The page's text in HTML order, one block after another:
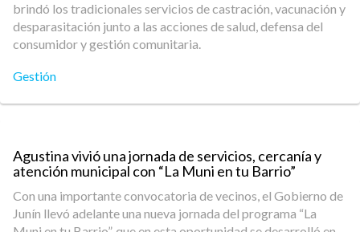
brindó los tradicionales servicios de castración, vacunación y
desparasitación junto a las acciones de salud, defensa del
consumidor y gestión comunitaria.
Gestión
Agustina vivió una jornada de servicios, cercanía y
atención municipal con “La Muni en tu Barrio”
Con una importante convocatoria de vecinos, el Gobierno de
Junín llevó adelante una nueva jornada del programa “La